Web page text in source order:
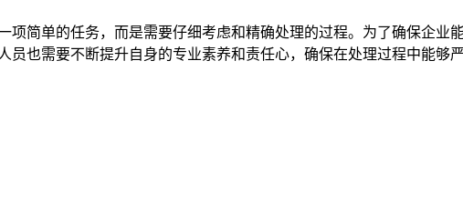
简单的任务，而是需要仔细考虑和精确处理的过程。为了确保企业
也需要不断提升自身的专业素养和责任心，确保在处理过程中能够